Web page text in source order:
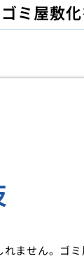
ミ屋敷
ません。ゴ